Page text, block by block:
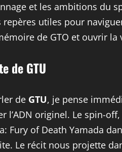
et les ambitions du
utiles pour
de GTO et ouvrir
de GTU
de GTU, je pense
l’ADN originel. Le spin-
Fury of Death Yamada
Le récit nous projette